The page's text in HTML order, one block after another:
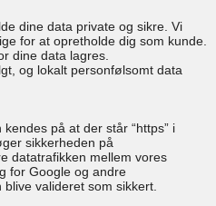
dine data private og sikre. Vi
for at opretholde dig som kunde.
dine data lagres.
og lokalt personfølsomt data
på at der står “https” i
sikkerheden på
datatrafikken mellem vores
for Google og andre
valideret som sikkert.